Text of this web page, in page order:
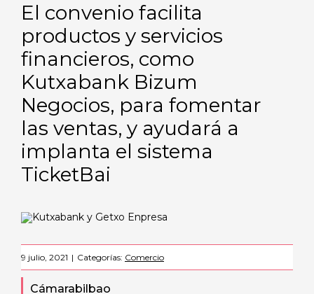
El convenio facilita
productos y servicios
financieros, como
Kutxabank Bizum
Negocios, para fomentar
las ventas, y ayudará a
implanta el sistema
TicketBai
9 julio, 2021 | Categorías: Comercio
Cámarabilbao